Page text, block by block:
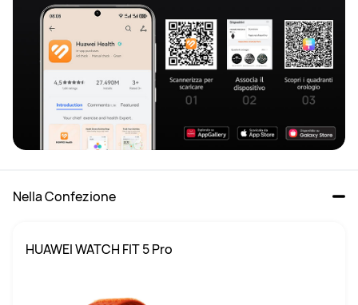
Nella Confezione
HUAWEI WATCH FIT 5 Pro